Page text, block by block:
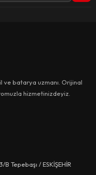
ve batarya uzmanı. Orijinal
hizmetinizdeyiz.
Tepebaşı / ESKİŞEHİR